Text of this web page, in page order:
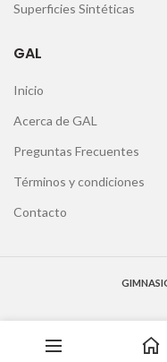
Superficies Sintéticas
GAL
Inicio
Acerca de GAL
Preguntas Frecuentes
Términos y condiciones
Contacto